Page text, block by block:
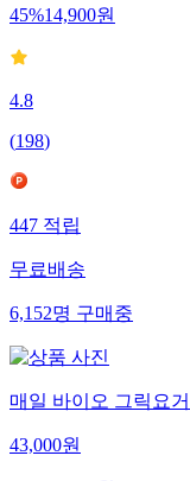
45%14,900원
4.8
(198)
447적립
무료배송
6,152명구매중
매일 바이오 그릭요
43,000원